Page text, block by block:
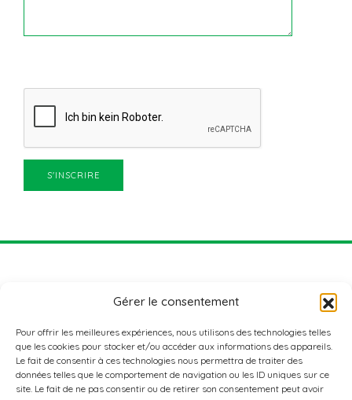
Gérer le consentement
Pour offrir les meilleures expériences, nous utilisons des technologies telles
que les cookies pour stocker et/ou accéder aux informations des appareils.
Le fait de consentir à ces technologies nous permettra de traiter des
données telles que le comportement de navigation ou les ID uniques sur ce
site. Le fait de ne pas consentir ou de retirer son consentement peut avoir
ADRESSE
Nordstad Aktiv+